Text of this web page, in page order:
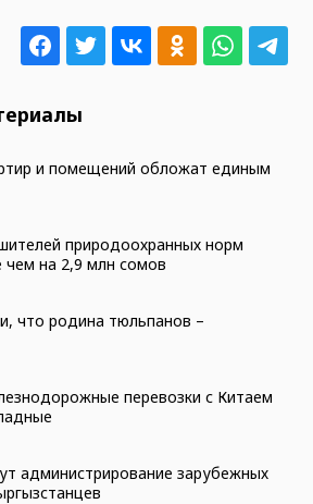
и помещений обложат единым
природоохранных норм
на 2,9 млн сомов
что родина тюльпанов –
перевозки с Китаем
администрирование зарубежных